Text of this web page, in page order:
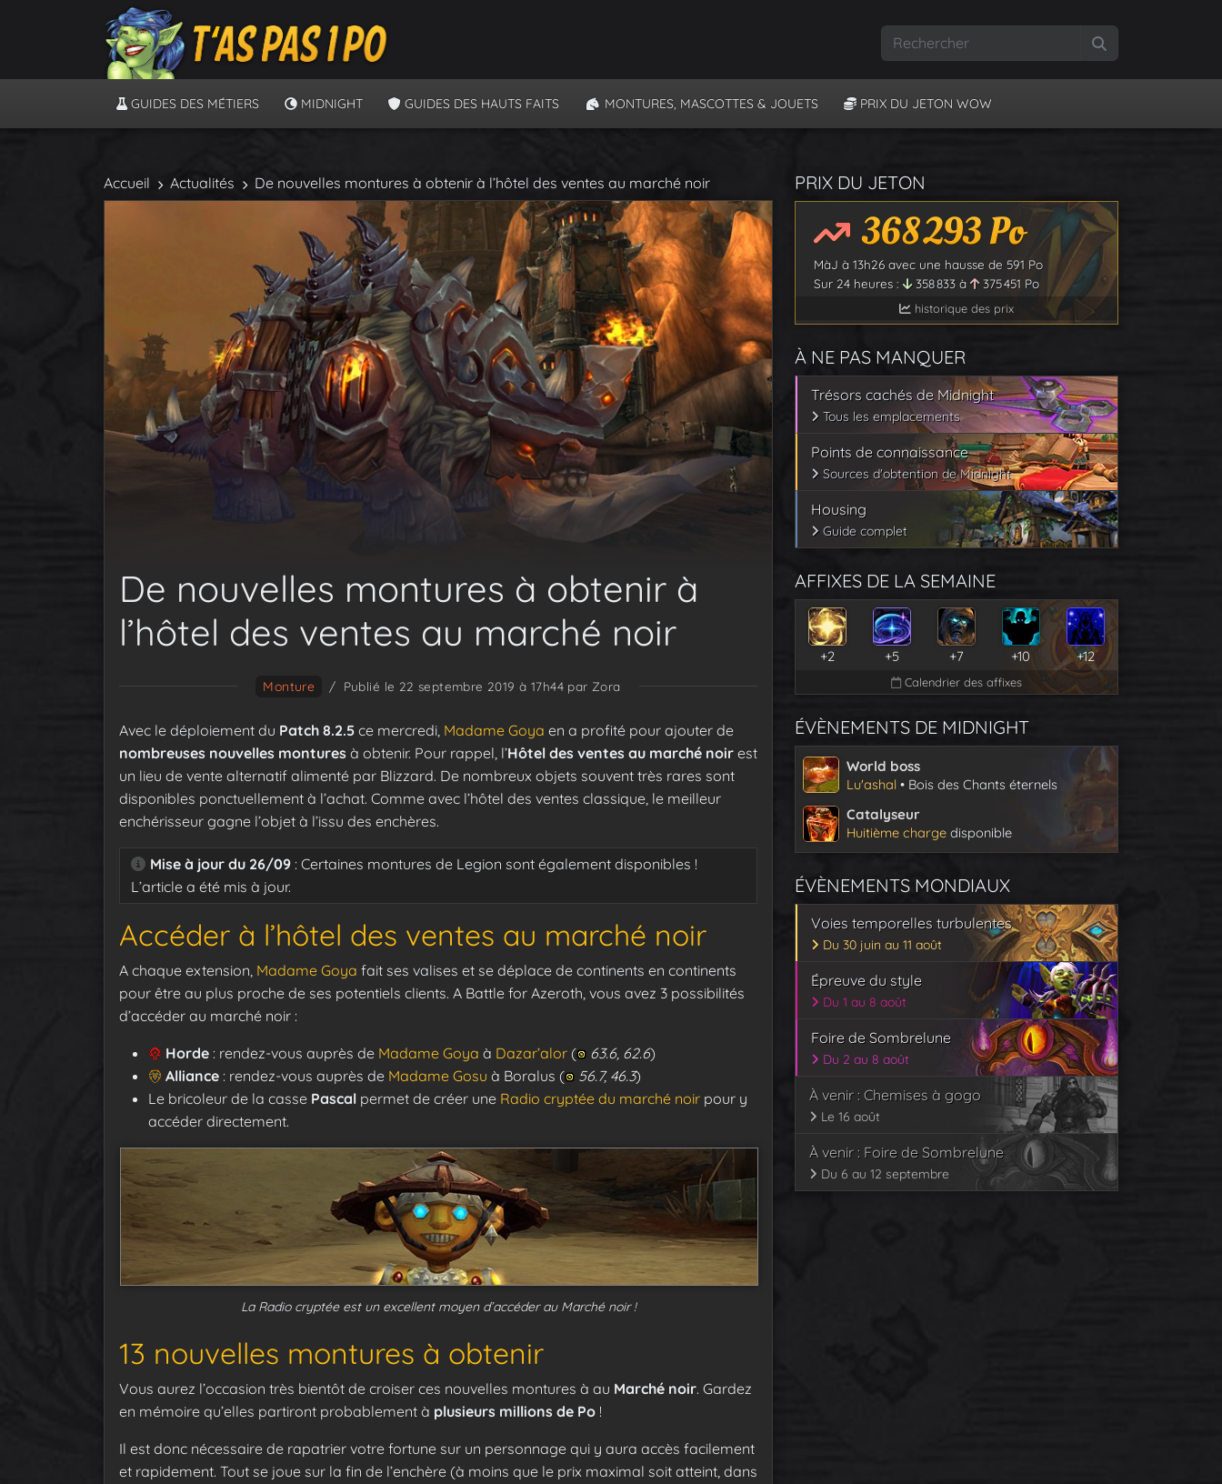
GUIDES DES MÉTIERS MIDNIGHT GUIDES DES HAUTS FAITS MONTURES, MASCOTTES & JOUETS PRIX DU JETON WOW
Accueil Actualités De nouvelles montures à obtenir à l’hôtel des ventes au marché noir
De nouvelles montures à obtenir à
l’hôtel des ventes au marché noir
Monture / Publié le 22 septembre 2019 à 17h44par Zora
Avec le déploiement du Patch 8.2.5 ce mercredi, Madame Goya en a profité pour ajouter de
nombreuses nouvelles montures à obtenir. Pour rappel, l’Hôtel des ventes au marché noir est
un lieu de vente alternatif alimenté par Blizzard. De nombreux objets souvent très rares sont
disponibles ponctuellement à l’achat. Comme avec l’hôtel des ventes classique, le meilleur
enchérisseur gagne l’objet à l’issu des enchères.
Mise à jour du 26/09 : Certaines montures de Legion sont également disponibles !
L’article a été mis à jour.
Accéder à l’hôtel des ventes au marché noir
A chaque extension, Madame Goya fait ses valises et se déplace de continents en continents
pour être au plus proche de ses potentiels clients. A Battle for Azeroth, vous avez 3 possibilités
d’accéder au marché noir :
Horde : rendez-vous auprès de Madame Goya à Dazar’alor ( 63.6, 62.6)
Alliance : rendez-vous auprès de Madame Gosu à Boralus ( 56.7, 46.3)
Le bricoleur de la casse Pascal permet de créer une Radio cryptée du marché noir pour y
accéder directement.
La Radio cryptée est un excellent moyen d’accéder au Marché noir !
13 nouvelles montures à obtenir
Vous aurez l’occasion très bientôt de croiser ces nouvelles montures à au Marché noir. Gardez
en mémoire qu’elles partiront probablement à plusieurs millions de Po !
Il est donc nécessaire de rapatrier votre fortune sur un personnage qui y aura accès facilement
et rapidement. Tout se joue sur la fin de l’enchère (à moins que le prix maximal soit atteint, dans
PRIX DU JETON
368 293Po
MàJ à 13h26 avec une hausse de 591 Po
Sur 24 heures :
358 833 à 375 451 Po
historique des prix
À NE PAS MANQUER
Trésors cachés de Midnight
Tous les emplacements
Points de connaissance
Sources d'obtention de Midnight
Housing
Guide complet
AFFIXES DE LA SEMAINE
+2 +5 +7 +10 +12
Calendrier des affixes
ÉVÈNEMENTS DE MIDNIGHT
World boss
Lu'ashal • Bois des Chants éternels
Catalyseur
Huitième charge disponible
ÉVÈNEMENTS MONDIAUX
Voies temporelles turbulentes
Du 30 juin au 11 août
Épreuve du style
Du 1 au 8 août
Foire de Sombrelune
Du 2 au 8 août
À venir : Chemises à gogo
Le 16 août
À venir : Foire de Sombrelune
Du 6 au 12 septembre